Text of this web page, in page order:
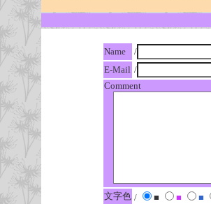
Name
/
E-Mail /
Comment
文字色 / ■ ■ ■